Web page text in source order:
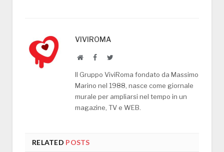
VIVIROMA
WebsiteFacebookTwitter
Il Gruppo ViviRoma fondato da Massimo
Marino nel 1988, nasce come giornale
murale per ampliarsi nel tempo in un
magazine, TV e WEB.
RELATED POSTS